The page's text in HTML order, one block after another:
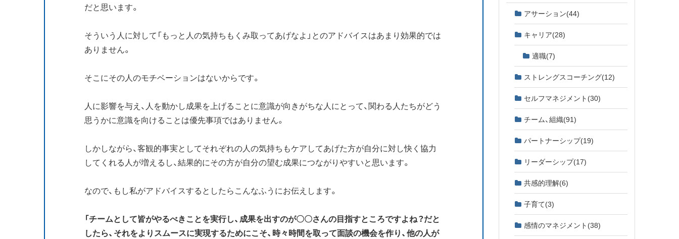
だと思います。
そういう人に対して「もっと人の気持ちもくみ取ってあげなよ」とのアドバイスはあまり効果的では
ありません。
そこにその人のモチベーションはないからです。
人に影響を与え、人を動かし成果を上げることに意識が向きがちな人にとって、関わる人たちがどう
思うかに意識を向けることは優先事項ではありません。
しかしながら、客観的事実としてそれぞれの人の気持ちもケアしてあげた方が自分に対し快く協力
してくれる人が増えるし、結果的にその方が自分の望む成果につながりやすいと思います。
なので、もし私がアドバイスするとしたらこんなふうにお伝えします。
「チームとして皆がやるべきことを実行し、成果を出すのが〇〇さんの目指すところですよね？だと
したら、それをよりスムースに実現するためにこそ、時々時間を取って面談の機会を作り、他の人が
アサーション(44)
キャリア(28)
適職(7)
ストレングスコーチング(12)
セルフマネジメント (30)
チーム、組織(91)
パートナーシップ(19)
リーダーシップ(17)
共感的理解(6)
子育て(3)
感情のマネジメント (38)